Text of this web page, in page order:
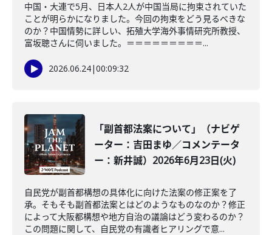
中国・大連で5月、日本人2人が中国当局に拘束されていた
ことが明らかになりました。今回の拘束をどう見るべきな
のか？中国情勢に詳しい、拓殖大学海外事情研究所教授、
富坂聰さんに伺いました。＝＝＝＝＝＝＝＝＝...
2026.06.24|00:09:32
「副首都法案について」（ナビゲ
ーター：吉田まゆ／コメンテータ
ー：新井誠）2026年6月23日(火)
自民党が副首都構想の具体化に向けた法案の修正案を了
承。そもそも副首都法案とはどのようなものなのか？修正
によって大阪都構想や地方自治の議論はどう変わるのか？
この問題に関して、自民党の有識者ヒアリングで意...